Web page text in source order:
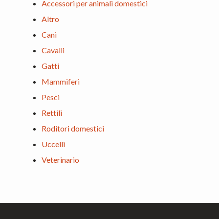
Accessori per animali domestici
Altro
Cani
Cavalli
Gatti
Mammiferi
Pesci
Rettili
Roditori domestici
Uccelli
Veterinario